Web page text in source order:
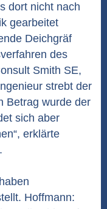
dort nicht nach
gearbeitet
Deichgräf
des
Smith SE,
strebt der
Betrag wurde der
sich aber
erklärte
Hoffmann: